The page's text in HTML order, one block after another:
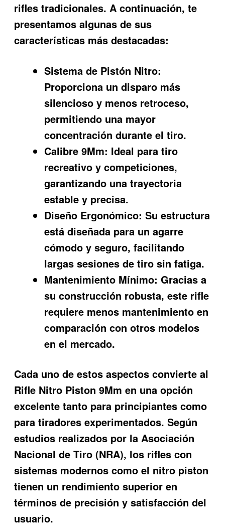
rifles tradicionales. A continuación, te
presentamos algunas de sus
características más destacadas:
Sistema de Pistón Nitro:
Proporciona un disparo más
silencioso y menos retroceso,
permitiendo una mayor
concentración durante el tiro.
Calibre 9Mm: Ideal para tiro
recreativo y competiciones,
garantizando una trayectoria
estable y precisa.
Diseño Ergonómico: Su estructura
está diseñada para un agarre
cómodo y seguro, facilitando
largas sesiones de tiro sin fatiga.
Mantenimiento Mínimo: Gracias a
su construcción robusta, este rifle
requiere menos mantenimiento en
comparación con otros modelos
en el mercado.
Cada uno de estos aspectos convierte al
Rifle Nitro Piston 9Mm en una opción
excelente tanto para principiantes como
para tiradores experimentados. Según
estudios realizados por la Asociación
Nacional de Tiro (NRA), los rifles con
sistemas modernos como el nitro piston
tienen un rendimiento superior en
términos de precisión y satisfacción del
usuario.